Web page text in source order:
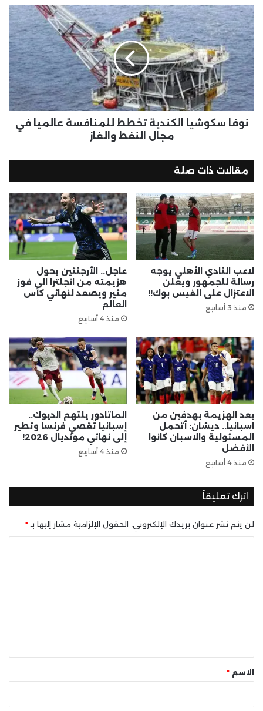
نوفا سكوشيا الكندية تخطط للمنافسة عالميا في
مجال النفط والغاز
مقالات ذات صلة
لاعب النادي الأهلي يوجه
رسالة للجمهور ويعلن
الاعتزال على الفيس بوك!!
منذ 3 أسابيع
عاجل.. الأرجنتين يحول
هزيمته من انجلترا الى فوز
مثير ويصعد لنهائي كأس
العالم
منذ 4 أسابيع
بعد الهزيمة بهدفين من
اسبانيا.. ديشان: أتحمل
المسئولية والاسبان كانوا
الأفضل
منذ 4 أسابيع
الماتادور يلتهم الديوك..
إسبانيا تُقصي فرنسا وتطير
إلى نهائي مونديال 2026!
منذ 4 أسابيع
اترك تعليقاً
لن يتم نشر عنوان بريدك الإلكتروني. الحقول الإلزامية مشار إليها بـ *
*الاسم *